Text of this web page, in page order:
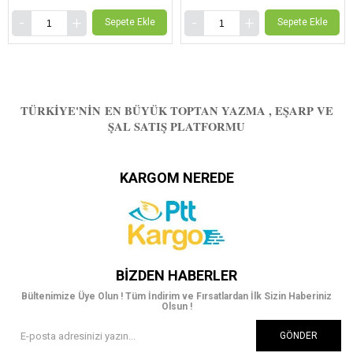
Sepete Ekle Sepete Ekle
TÜRKIYE'NIN EN BÜYÜK TOPTAN YAZMA , EŞARP VE
ŞAL SATIŞ PLATFORMU
KARGOM NEREDE
BIZDEN HABERLER
Bültenimize Üye Olun ! Tüm İndirim ve Fırsatlardan İlk Sizin Haberiniz
Olsun !
GÖNDER